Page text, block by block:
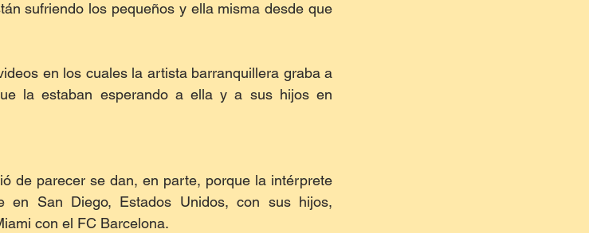
sufriendo los pequeños y ella misma desde que
en los cuales la artista barranquillera graba a
la estaban esperando a ella y a sus hijos en
de parecer se dan, en parte, porque la intérprete
en San Diego, Estados Unidos, con sus hijos,
con el FC Barcelona.